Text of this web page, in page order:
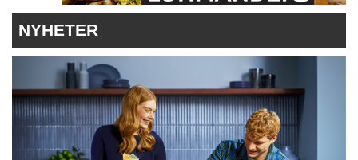
RESTAURANG
NYHETER